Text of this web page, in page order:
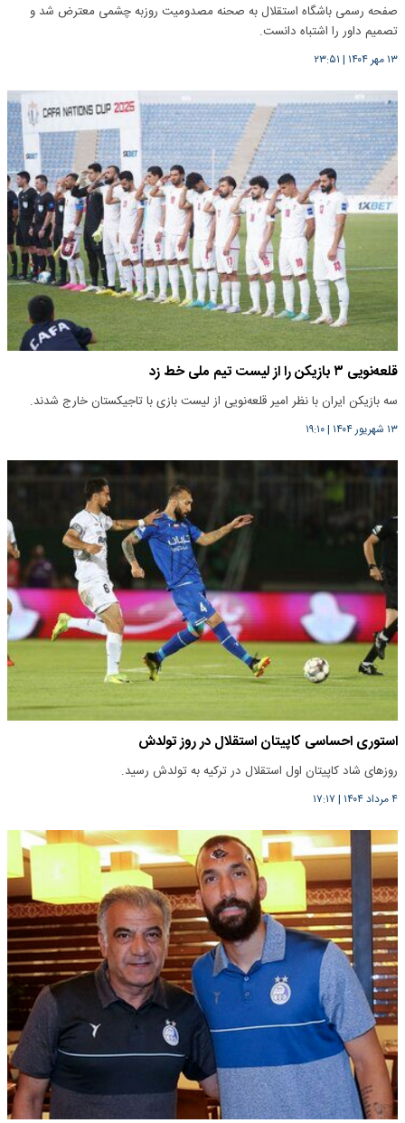
صفحه رسمی باشگاه استقلال به صحنه مصدومیت روزبه چشمی معترض شد و
تصمیم داور را اشتباه دانست.
۱۳ مهر ۱۴۰۴ | ۲۳:۵۱
قلعه‌نویی ۳ بازیکن را از لیست تیم ملی خط زد
سه بازیکن ایران با نظر امیر قلعه‌نویی از لیست بازی با تاجیکستان خارج شدند.
۱۳ شهریور ۱۴۰۴ |۱۹:۱۰
استوری احساسی کاپیتان استقلال در روز تولدش
روزهای شاد کاپیتان اول استقلال در ترکیه به تولدش رسید.
۴ مرداد ۱۴۰۴ | ۱۷:۱۷